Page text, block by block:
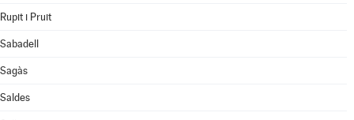
Rupit i Pruit
Sabadell
Sagàs
Saldes